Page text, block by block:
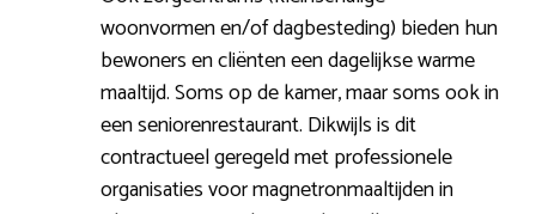
woonvormen en/of dagbesteding) bieden hun
bewoners en cliënten een dagelijkse warme
maaltijd. Soms op de kamer, maar soms ook in
een seniorenrestaurant. Dikwijls is dit
contractueel geregeld met professionele
organisaties voor magnetronmaaltijden in